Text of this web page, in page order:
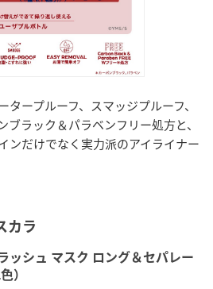
ープルーフ、スマッジプルーフ、
ラック＆パラベンフリー処方と、
ンだけでなく実力派のアイライナー
カラ
ッシュ マスク ロング＆セパレー
）